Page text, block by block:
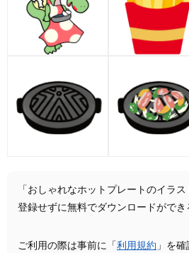
「おしゃれなホットプレートのイラ
登録せずに無料でダウンロードができ
ご利用の際は事前に「 利用規約 」を